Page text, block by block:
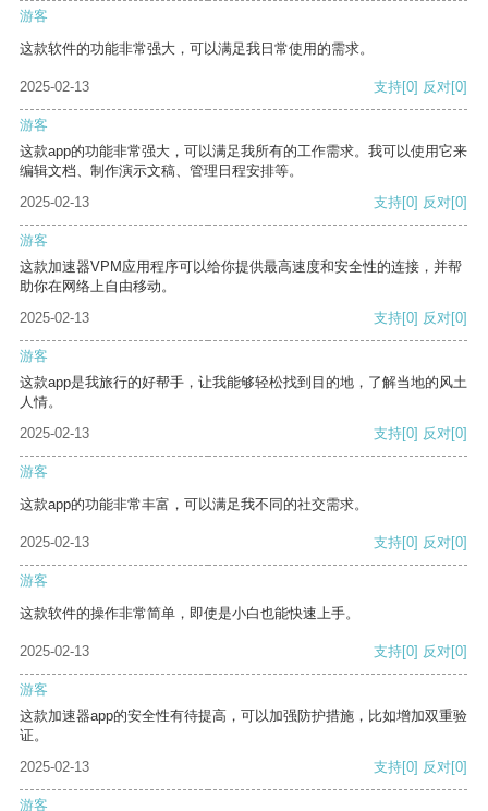
游客
这款软件的功能非常强大，可以满足我日常使用的需求。
2025-02-13 支持[0] 反对[0]
游客
这款app的功能非常强大，可以满足我所有的工作需求。我可以使用它来
编辑文档、制作演示文稿、管理日程安排等。
2025-02-13
支持[0] 反对[0]
游客
这款加速器VPM应用程序可以给你提供最高速度和安全性的连接，并帮
助你在网络上自由移动。
2025-02-13
支持[0] 反对[0]
游客
这款app是我旅行的好帮手，让我能够轻松找到目的地，了解当地的风土
人情。
2025-02-13
支持[0] 反对[0]
游客
这款app的功能非常丰富，可以满足我不同的社交需求。
2025-02-13 支持[0] 反对[0]
游客
这款软件的操作非常简单，即使是小白也能快速上手。
2025-02-13 支持[0] 反对[0]
游客
这款加速器app的安全性有待提高，可以加强防护措施，比如增加双重验
证。
2025-02-13
支持[0] 反对[0]
游客